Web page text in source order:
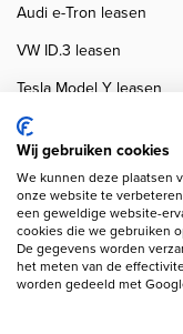
Audi e-Tron leasen
VW ID.3 leasen
Tesla Model Y leasen
VW ID.4 leasen
Copyright
Wij gebruiken cookies
We kunnen deze plaatsen
onze website te
een geweldige website-
cookies die we gebruiken
De gegevens worden
het meten van de
worden gedeeld met